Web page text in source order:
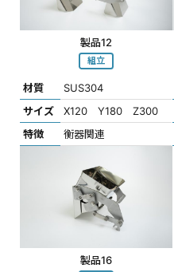
製品12
組立
材質
SUS304
サイズ
X120 Y180 Z300
特徴
衡器関連
製品16